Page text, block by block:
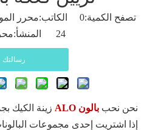
تصفح الكمية:0
24 المنشأ:
رسالتك
نحن نحب بالون ALO
زينة الكيك
إذا اشتريت إحدى مجموعات